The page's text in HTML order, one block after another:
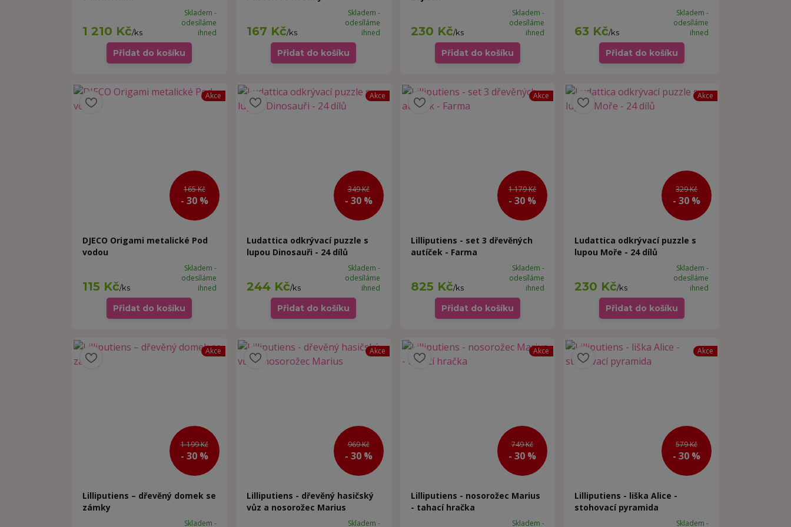
1 210 Kč/ks
Skladem -
odesíláme
ihned
Přidat do košíku
167 Kč/ks
Skladem -
odesíláme
ihned
Přidat do košíku
230 Kč/ks
Skladem -
odesíláme
ihned
Přidat do košíku
63 Kč/ks
Skladem -
odesíláme
ihned
Přidat do košíku
Akce
165 Kč
- 30 %
DJECO Origami metalické Pod
vodou
115 Kč/ks
Skladem -
odesíláme
ihned
Přidat do košíku
Akce
349 Kč
- 30 %
Ludattica odkrývací puzzle s
lupou Dinosauři - 24 dílů
244 Kč/ks
Skladem -
odesíláme
ihned
Přidat do košíku
Akce
1 179 Kč
- 30 %
Lilliputiens - set 3 dřevěných
autíček - Farma
825 Kč/ks
Skladem -
odesíláme
ihned
Přidat do košíku
Akce
329 Kč
- 30 %
Ludattica odkrývací puzzle s
lupou Moře - 24 dílů
230 Kč/ks
Skladem -
odesíláme
ihned
Přidat do košíku
Akce
1 199 Kč
- 30 %
Lilliputiens – dřevěný domek se
zámky
Skladem -
Akce
969 Kč
- 30 %
Lilliputiens - dřevěný hasičský
vůz a nosorožec Marius
Skladem -
Akce
749 Kč
- 30 %
Lilliputiens - nosorožec Marius
- tahací hračka
Skladem -
Akce
579 Kč
- 30 %
Lilliputiens - liška Alice -
stohovací pyramida
Skladem -